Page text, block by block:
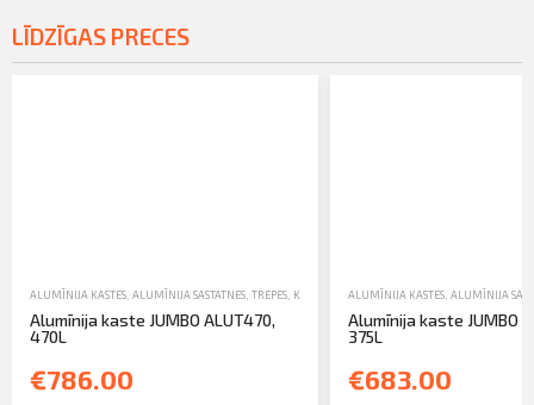
LĪDZĪGAS PRECES
ALUMĪNIJA KASTES ALUMĪNIJA SASTATNES, TREPES, KASTES UN TORŅI,TIRDZNIECĪBA
Alumīnija kaste JUMBO ALUT470,
470L
€786.00
ALUMĪNIJA KASTES, ALUMĪNIJA
Alumīnija kaste JUMBO
375L
€683.00